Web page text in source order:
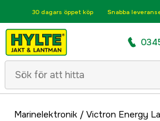
30 dagars öppet köp Snabba
Marinelektronik / Victron Energy